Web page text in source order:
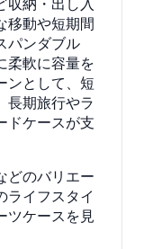
移動や短期間
パンダブル
柔軟に容量を
ンとして、短
長期旅行やラ
ドケースが支
どのバリエー
ライフスタイ
ツケースを見